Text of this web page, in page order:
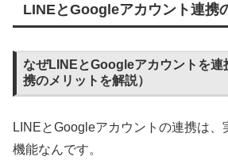
LINEとGoogleアカウント連携
なぜLINEとGoogleアカウントを連
携のメリットを解説）
LINEとGoogleアカウントの連携は、
機能なんです。